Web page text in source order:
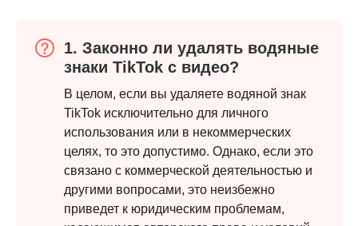
1. Законно ли удалять водяные
знаки TikTok с видео?
В целом, если вы удаляете водяной знак
TikTok исключительно для личного
использования или в некоммерческих
целях, то это допустимо. Однако, если это
связано с коммерческой деятельностью и
другими вопросами, это неизбежно
приведет к юридическим проблемам,